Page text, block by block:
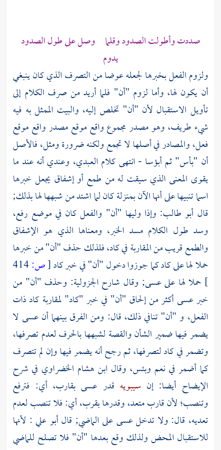
صددت وأطولت الصدود وقلما وصل على طول الصدود
يدوم
ولزوم الفعل بخبرها لجعله عوضا من التصرف الذي كان ينبغي
أن يكون لها، وأما لزوم "أن" فلما أريد من صرف الكلام إلى
تأويل الاستقبال لأن "أن" تخلص إليه، والبيت الممثل به فيه
شيء طريف، وهو مصدر مجموع واقع موقع مصدر واقع موقع
فعل، والمصادر في أصلها لا تجمع ولكنه ضرورة ومثل، فالأصل
أن "بأس" ثم أبؤسا - انتهى كلام العبدي، وعندي أنه عند ما
يقوى المعنى الذي سيقت له من طمع أو إشفاق يجعل خبرها
اسما تنبيها على أنها الآن بمنزلة كان لما اشتد من شبهها لها بذلك;
قال أبو طالب: وإذا وليها "أن" والفعل كان في موضع رفع،
وسد طول الكلام مسد الخبر، ومعناها الذي هو الإشفاق
والطمع قريب من المقاربة في كاد، فلذلك حذف "أن" من خبرها
حملا لها على كاد كما جوزوا دخول "أن" في خبر كاد[ص:414
] حملا لها على عسى; وقال شارح الجزولية: وحذف "أن" من
خبر عسى أكثر من إلحاق "أن" في خبر "كاد" لمقاربة كاد ذات
الفعل، و "أن" تنافي ذلك، قال: ومن الفرق بينهما أن عسى لا
يضمر فيها ضمير الشأن والقصة لشبهها بالحرف لعدم تصرفها،
وتضمر في كاد لتصرفها، ثم رجح أنه يضمر فيها وإن لم تتصرف
كما أضمر في نعم وبئس، وقال ابن هشام الخضراوي في شرح
الإيضاح أيضا: إن سيبويه قدر عسى بقارب، أي: فترفع
وتنصب؛ لأن قارب متعد، وقدرها بقرب، أي: فلا تنصب لعدم
تعديه، قال: ولا تدخل عسى على الماضي; قالأبو علي : لأنها
للاستقبال المحض ولذلك وقع بعدها "أن" فلا تصلح للماضي